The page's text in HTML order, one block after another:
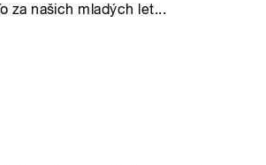
za našich mladých let...